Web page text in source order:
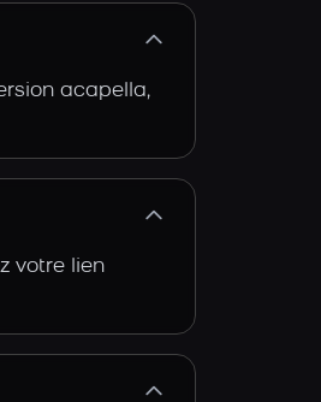
acapella,
votre lien